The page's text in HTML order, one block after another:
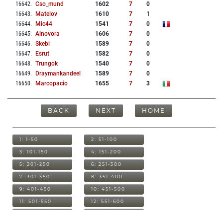
16642. Cso_mund 1602 7
0
16643. Matelov 1610 7
1
16644. Mic44 1541 7
0
16645. Alnovora 1606 7
0
16646. Skebi 1589 7
0
16647. Esrut 1582 7
0
16648. Trungok 1540 7
0
16649. Draymankandeel 1589 7
0
16650. Marcopacio 1655 7 3
BACK NEXT HOME
1: 1-50 2: 51-100
3: 101-150 4: 151-200
5: 201-250 6: 251-300
7: 301-350 8: 351-400
9: 401-450 10: 451-500
11: 501-550 12: 551-600